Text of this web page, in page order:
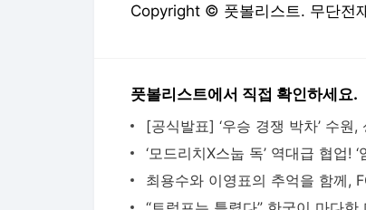
Copyright © 풋볼리스트. 무단전
풋볼리스트에서 직접 확인하세요.